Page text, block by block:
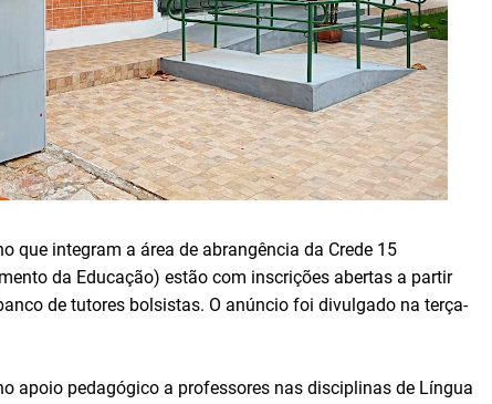
que integram a área de abrangência da Crede 15
da Educação) estão com inscrições abertas a partir
de tutores bolsistas. O anúncio foi divulgado na terça-
apoio pedagógico a professores nas disciplinas de Língua